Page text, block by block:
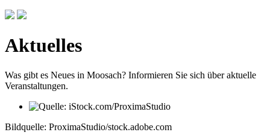
Aktuelles
Was gibt es Neues in Moosach? Informieren Sie sich über aktuelle
Veranstaltungen.
Bildquelle: ProximaStudio/stock.adobe.com